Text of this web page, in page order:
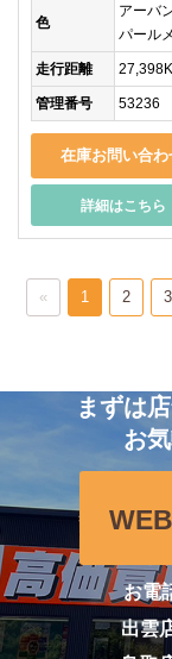
色
アーバ
パール
走行距離
管理番号 53236
在庫お問い合わ
詳細はこちら
« 1 2 3
まずは
お
お電
出雲